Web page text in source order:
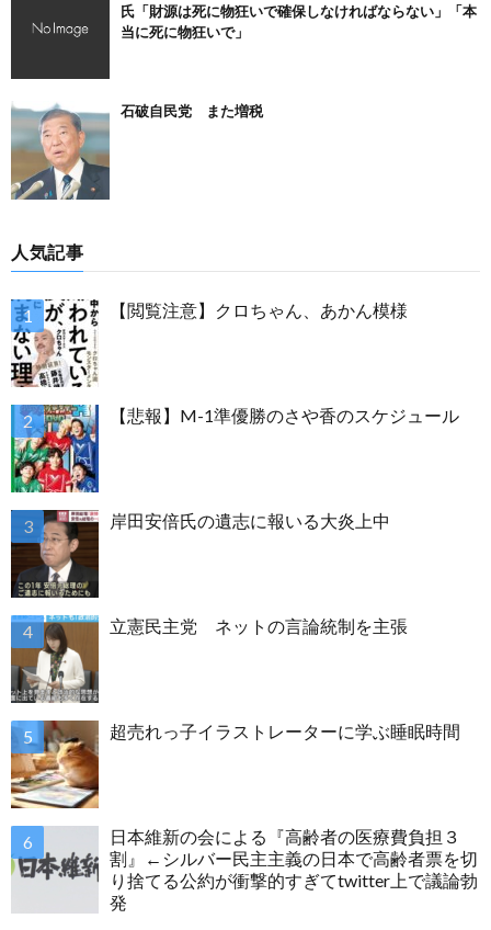
氏「財源は死に物狂いで確保しなければならない」「本
当に死に物狂いで」
石破自民党 また増税
人気記事
【閲覧注意】クロちゃん、あかん模様
【悲報】M-1準優勝のさや香のスケジュール
岸田安倍氏の遺志に報いる大炎上中
立憲民主党 ネットの言論統制を主張
超売れっ子イラストレーターに学ぶ睡眠時間
日本維新の会による『高齢者の医療費負担３
割』←シルバー民主主義の日本で高齢者票を切
り捨てる公約が衝撃的すぎてtwitter上で議論勃
発